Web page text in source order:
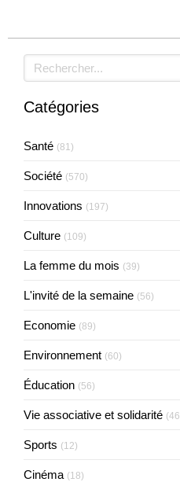
Rechercher
Catégories
Santé (81)
Société (570)
Innovations (197)
Culture (109)
La femme du mois (39)
L'invité de la semaine (56)
Economie (89)
Environnement (60)
Éducation (56)
Vie associative et solidarité
Sports (12)
Cinéma (18)